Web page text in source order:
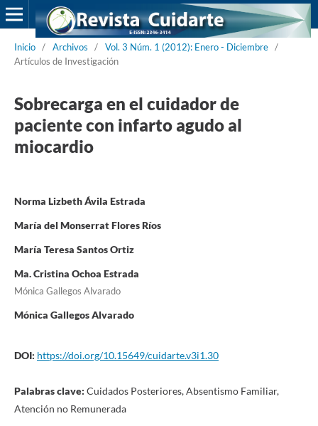
Inicio / Archivos / Vol. 3 Núm. 1 (2012): Enero - Diciembre /
Artículos de Investigación
Sobrecarga en el cuidador de
paciente con infarto agudo al
miocardio
Norma Lizbeth Ávila Estrada
María del Monserrat Flores Ríos
María Teresa Santos Ortiz
Ma. Cristina Ochoa Estrada
Mónica Gallegos Alvarado
Mónica Gallegos Alvarado
DOI: https://doi.org/10.15649/cuidarte.v3i1.30
Palabras clave: Cuidados Posteriores, Absentismo Familiar,
Atención no Remunerada